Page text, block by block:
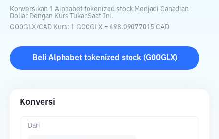
Konversikan 1 Alphabet tokenized stock Menjadi Canadian
Dollar Dengan Kurs Tukar Saat Ini.
GOOGLX/CAD Kurs: 1 GOOGLX = 498.09077015 CAD
Beli Alphabet tokenized stock(GOOGLX)
Konversi
Dari